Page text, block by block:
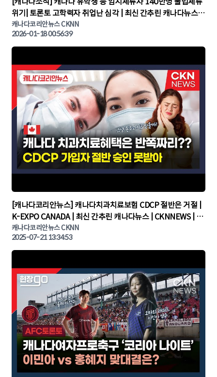
위기| 토론토 고학력자 취업난 심각 | 최신 간추린 캐나다뉴스 |
CKNNEWS, 캐나다코리안뉴스
캐나다코리안뉴스 CKNN
2026-01-18 00:56:39
▶
[캐나다코리안뉴스] 캐나다치과치료보험 CDCP 절반은 거절 |
K-EXPO CANADA | 최신 간추린 캐나다뉴스 | CKNNEWS | 캐
나다뉴스 | 토론토뉴스
캐나다코리안뉴스 CKNN
2025-07-21 13:34:53